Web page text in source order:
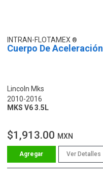
INTRAN-FLOTAMEX
Cuerpo De Aceleración
Lincoln Mks
2010-2016
MKS V6 3.5L
$1,913.00 MXN
Ver Detalles